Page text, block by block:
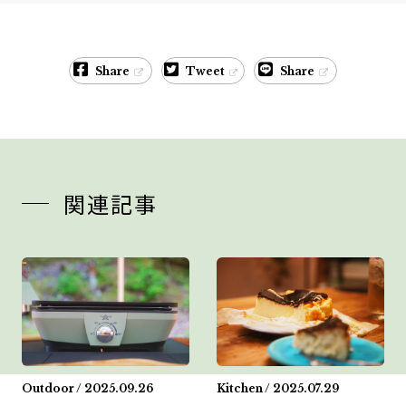
Share Tweet Share
関連記事
Outdoor / 2025.09.26 Kitchen / 2025.07.29